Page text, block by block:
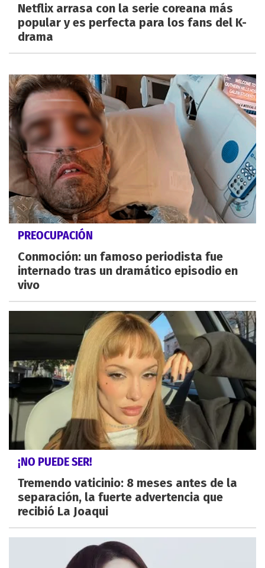
Netflix arrasa con la serie coreana más
popular y es perfecta para los fans del K-
drama
PREOCUPACIÓN
Conmoción: un famoso periodista fue
internado tras un dramático episodio en
vivo
¡NO PUEDE SER!
Tremendo vaticinio: 8 meses antes de la
separación, la fuerte advertencia que
recibió La Joaqui